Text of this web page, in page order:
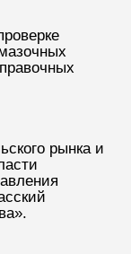
рынка и